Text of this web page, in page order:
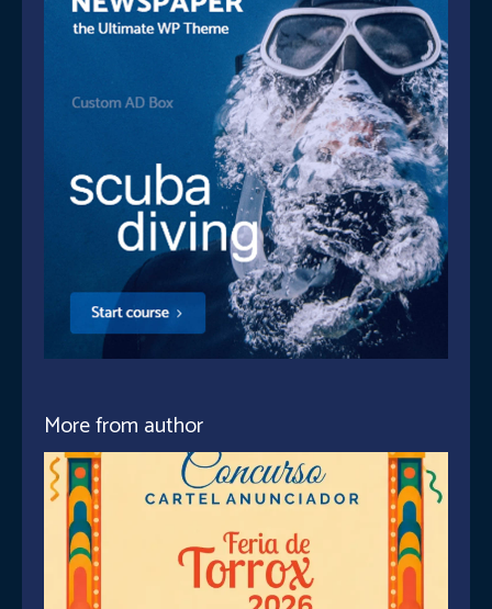
More from author